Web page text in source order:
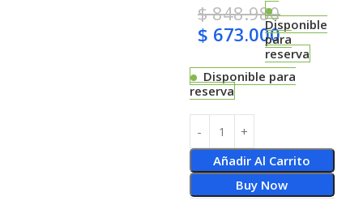
$848.980
$ 673.000Disponible
para
reserva
Disponible para
reserva
Añadir Al Carrito
Buy Now